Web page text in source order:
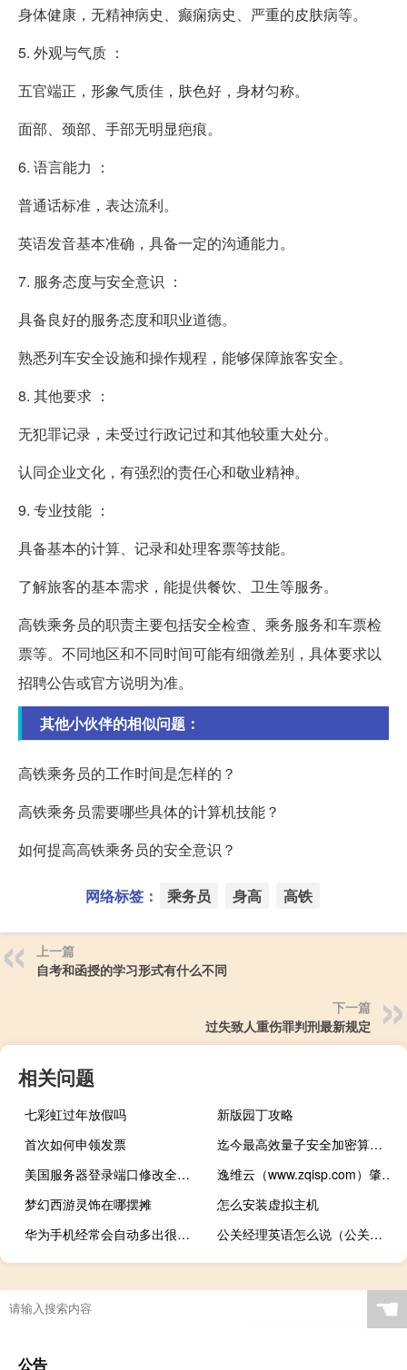
身体健康，无精神病史、癫痫病史、严重的皮肤病等。
5. 外观与气质 ：
五官端正，形象气质佳，肤色好，身材匀称。
面部、颈部、手部无明显疤痕。
6. 语言能力 ：
普通话标准，表达流利。
英语发音基本准确，具备一定的沟通能力。
7. 服务态度与安全意识 ：
具备良好的服务态度和职业道德。
熟悉列车安全设施和操作规程，能够保障旅客安全。
8. 其他要求 ：
无犯罪记录，未受过行政记过和其他较重大处分。
认同企业文化，有强烈的责任心和敬业精神。
9. 专业技能 ：
具备基本的计算、记录和处理客票等技能。
了解旅客的基本需求，能提供餐饮、卫生等服务。
高铁乘务员的职责主要包括安全检查、乘务服务和车票检
票等。不同地区和不同时间可能有细微差别，具体要求以
招聘公告或官方说明为准。
其他小伙伴的相似问题：
高铁乘务员的工作时间是怎样的？
高铁乘务员需要哪些具体的计算机技能？
如何提高高铁乘务员的安全意识？
网络标签： 乘务员 身高 高铁
上一篇
自考和函授的学习形式有什么不同
下一篇
过失致人重伤罪判刑最新规定
相关问题
七彩虹过年放假吗
新版园丁攻略
首次如何申领发票
迄今最高效量子安全加密算法出现
美国服务器登录端口修改全指南：安全强化与最佳实践
逸维云（www.zqisp.com）肇庆广宁数据中心深度测评
梦幻西游灵饰在哪摆摊
怎么安装虚拟主机
华为手机经常会自动多出很多风景和明星的图片
公关经理英语怎么说（公关经理）
☚
公告